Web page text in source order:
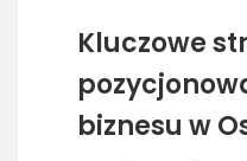
Kluczowe
biznesu w